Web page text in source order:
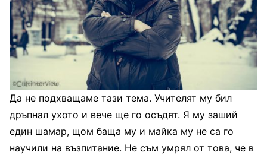
Да не подхващаме тази тема. Учителят му бил
дръпнал ухото и вече ще го осъдят. Я му заший
един шамар, щом баща му и майка му не са го
научили на възпитание. Не съм умрял от това, че в